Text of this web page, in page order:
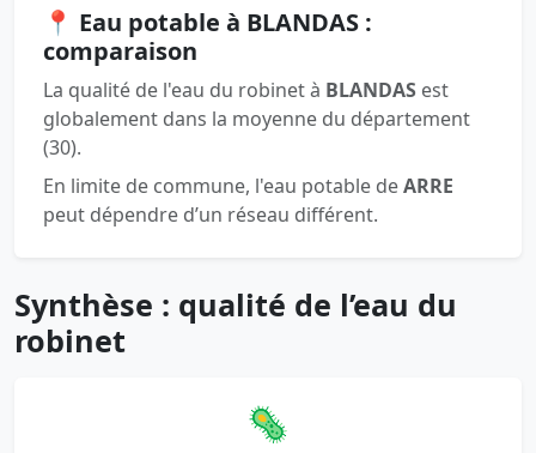
📍 Eau potable à BLANDAS :
comparaison
La qualité de l'eau du robinet à BLANDAS est
globalement dans la moyenne du département
(30).
En limite de commune, l'eau potable deARRE
peut dépendre d’un réseau différent.
Synthèse : qualité de l’eau du
robinet
🦠